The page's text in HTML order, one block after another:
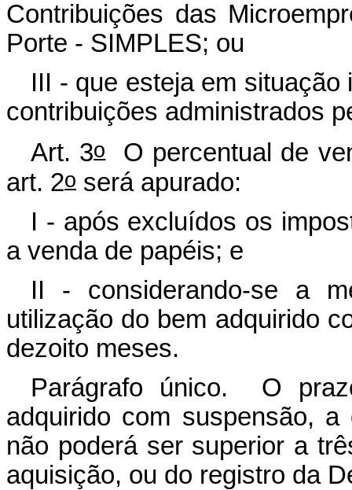
Contribuições das
Porte - SIMPLES; ou
III - que esteja em
contribuições administrados
Art. 3oO percentual de
art. 2o será apurado:
I - após excluídos os
a venda de papéis; e
II - considerando-se a
utilização do bem adquirido
dezoito meses.
Parágrafo único. O
adquirido com suspensão,
não poderá ser superior a
aquisição, ou do registro da